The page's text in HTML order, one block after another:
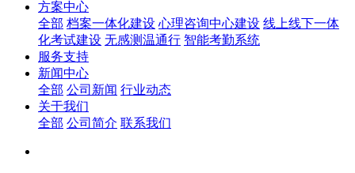
方案中心
全部 档案一体化建设 心理咨询中心建设 线上线下一体
化考试建设 无感测温通行 智能考勤系统
服务支持
新闻中心
全部 公司新闻 行业动态
关于我们
全部 公司简介 联系我们